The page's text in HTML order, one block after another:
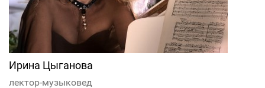
Ирина Цыганова
лектор-музыковед